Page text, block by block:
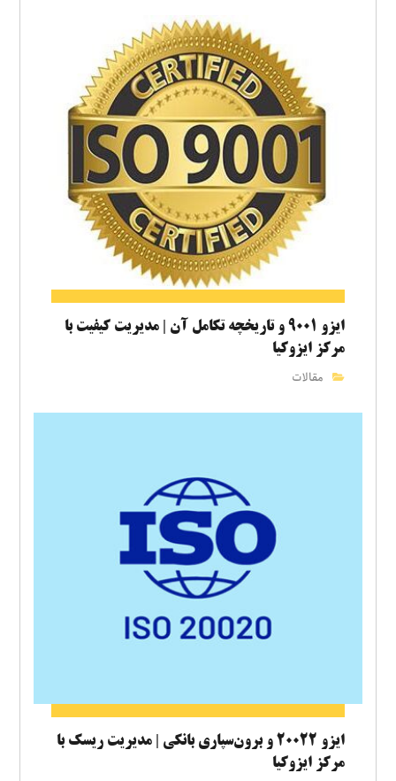
ایزو ۹۰۰۱ و تاریخچه تکامل آن | مدیریت کیفیت با
مرکز ایزوکیا
مقالات
ایزو ۲۰۰۲۲ و برون‌سپاری بانکی | مدیریت ریسک با
مرکز ایزوکیا